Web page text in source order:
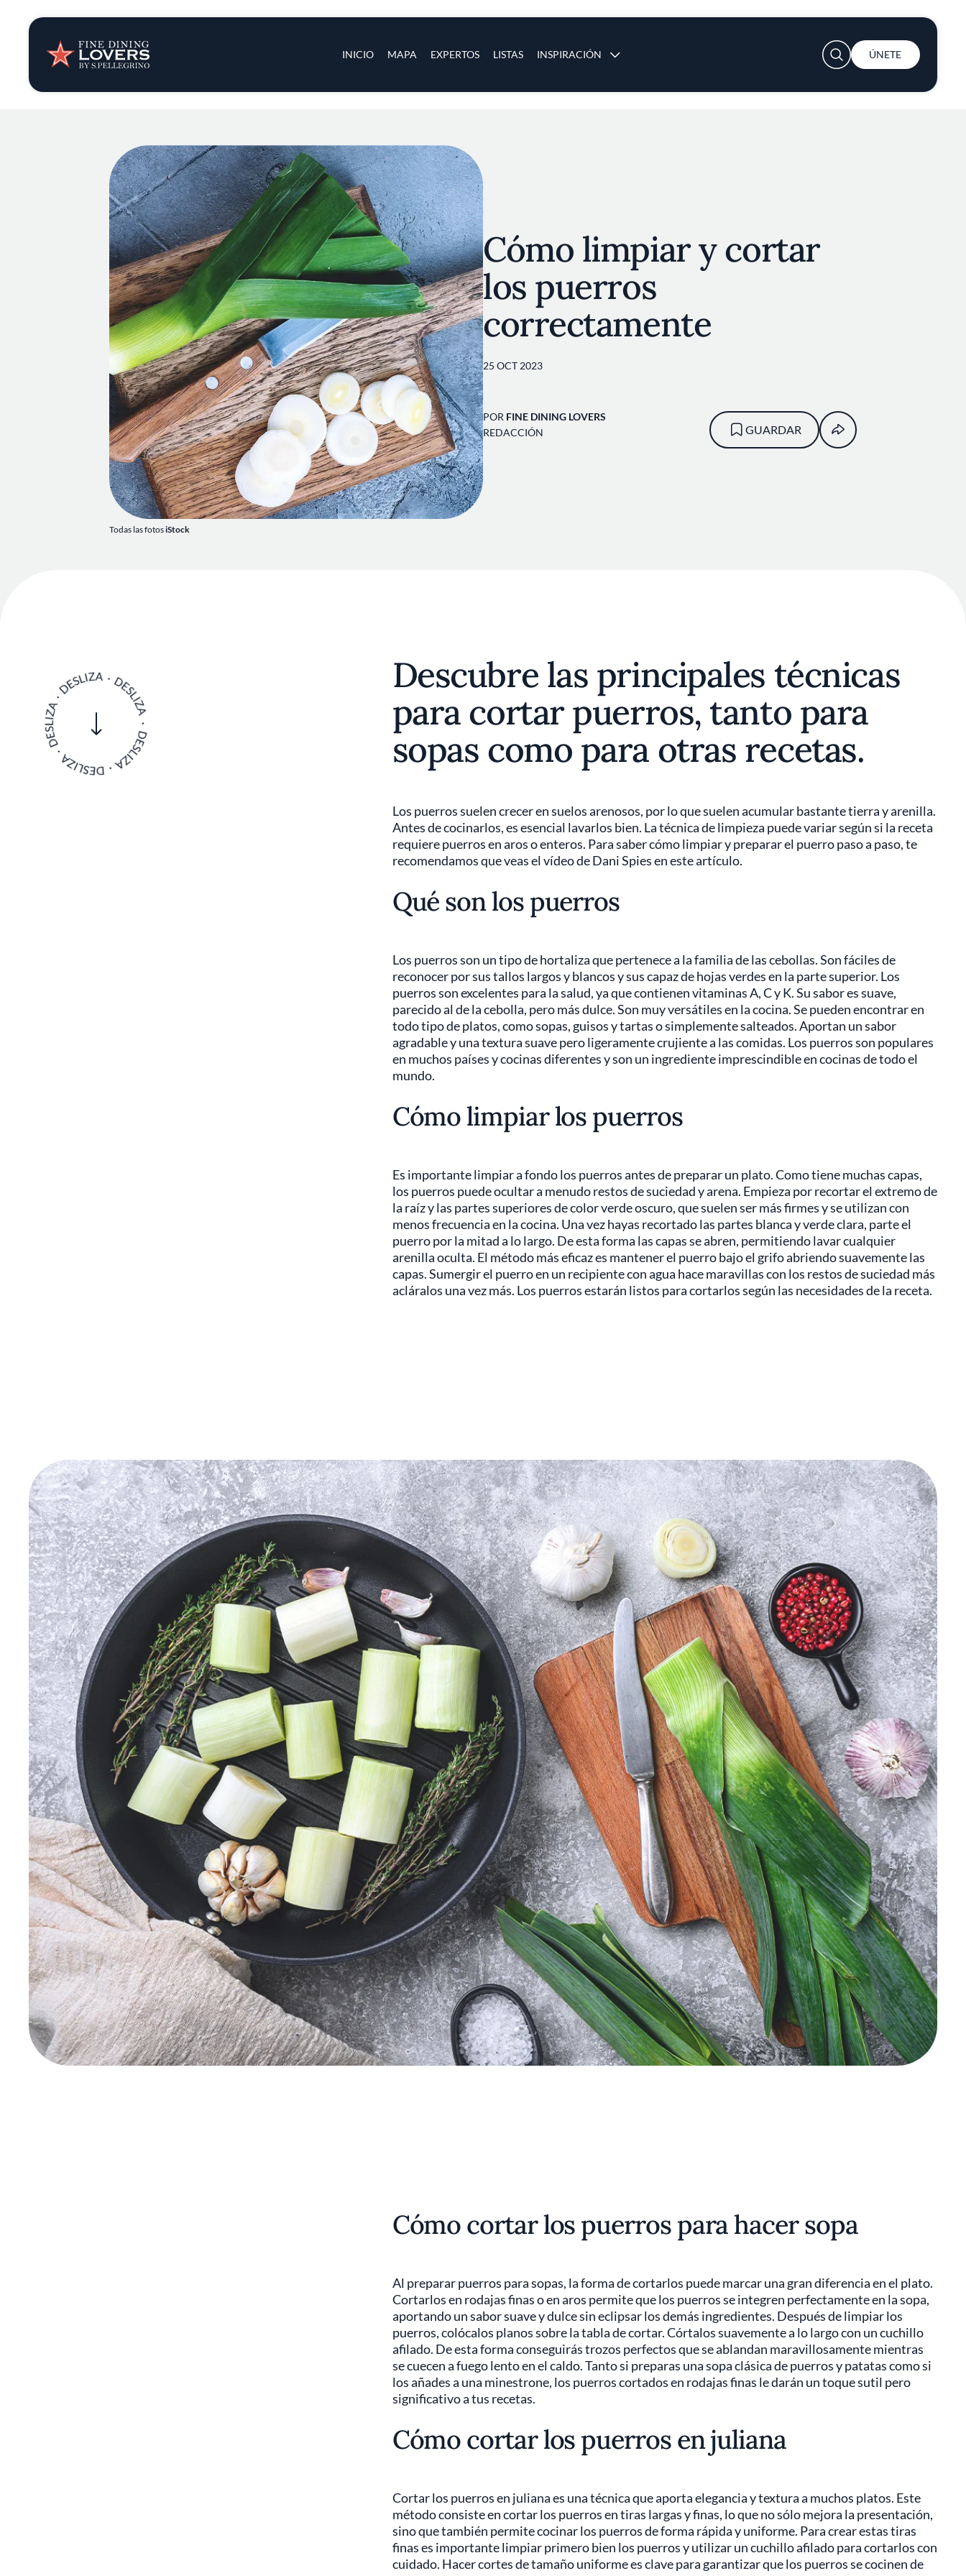
INICIO MAPA EXPERTOS LISTAS INSPIRACIÓN
Opinión y noticias
Recetas
Consejos y trucos
Series
User account menu
ÚNETE
Todas las fotosiStock
Cómo limpiar y cortar
los puerros
correctamente
25 OCT 2023
POR FINE DINING LOVERS
REDACCIÓN
GUARDAR
Descubre las principales técnicas
para cortar puerros, tanto para
sopas como para otras recetas.
Los puerros suelen crecer en suelos arenosos, por lo que suelen acumular bastante tierra y arenilla.
Antes de cocinarlos, es esencial lavarlos bien. La técnica de limpieza puede variar según si la receta
requiere puerros en aros o enteros. Para saber cómo limpiar y preparar el puerro paso a paso, te
recomendamos que veas el vídeo de Dani Spies en este artículo.
Qué son los puerros
Los puerros son un tipo de hortaliza que pertenece a la familia de las cebollas. Son fáciles de
reconocer por sus tallos largos y blancos y sus capaz de hojas verdes en la parte superior. Los
puerros son excelentes para la salud, ya que contienen vitaminas A, C y K. Su sabor es suave,
parecido al de la cebolla, pero más dulce. Son muy versátiles en la cocina. Se pueden encontrar en
todo tipo de platos, como sopas, guisos y tartas o simplemente salteados. Aportan un sabor
agradable y una textura suave pero ligeramente crujiente a las comidas. Los puerros son populares
en muchos países y cocinas diferentes y son un ingrediente imprescindible en cocinas de todo el
mundo.
Cómo limpiar los puerros
Es importante limpiar a fondo los puerros antes de preparar un plato. Como tiene muchas capas,
los puerros puede ocultar a menudo restos de suciedad y arena. Empieza por recortar el extremo de
la raíz y las partes superiores de color verde oscuro, que suelen ser más firmes y se utilizan con
menos frecuencia en la cocina. Una vez hayas recortado las partes blanca y verde clara, parte el
puerro por la mitad a lo largo. De esta forma las capas se abren, permitiendo lavar cualquier
arenilla oculta. El método más eficaz es mantener el puerro bajo el grifo abriendo suavemente las
capas. Sumergir el puerro en un recipiente con agua hace maravillas con los restos de suciedad más
acláralos una vez más. Los puerros estarán listos para cortarlos según las necesidades de la receta.
Cómo cortar los puerros para hacer sopa
Al preparar puerros para sopas, la forma de cortarlos puede marcar una gran diferencia en el plato.
Cortarlos en rodajas finas o en aros permite que los puerros se integren perfectamente en la sopa,
aportando un sabor suave y dulce sin eclipsar los demás ingredientes. Después de limpiar los
puerros, colócalos planos sobre la tabla de cortar. Córtalos suavemente a lo largo con un cuchillo
afilado. De esta forma conseguirás trozos perfectos que se ablandan maravillosamente mientras
se cuecen a fuego lento en el caldo. Tanto si preparas una sopa clásica de puerros y patatas como si
los añades a una minestrone, los puerros cortados en rodajas finas le darán un toque sutil pero
significativo a tus recetas.
Cómo cortar los puerros en juliana
Cortar los puerros en juliana es una técnica que aporta elegancia y textura a muchos platos. Este
método consiste en cortar los puerros en tiras largas y finas, lo que no sólo mejora la presentación,
sino que también permite cocinar los puerros de forma rápida y uniforme. Para crear estas tiras
finas es importante limpiar primero bien los puerros y utilizar un cuchillo afilado para cortarlos con
cuidado. Hacer cortes de tamaño uniforme es clave para garantizar que los puerros se cocinen de